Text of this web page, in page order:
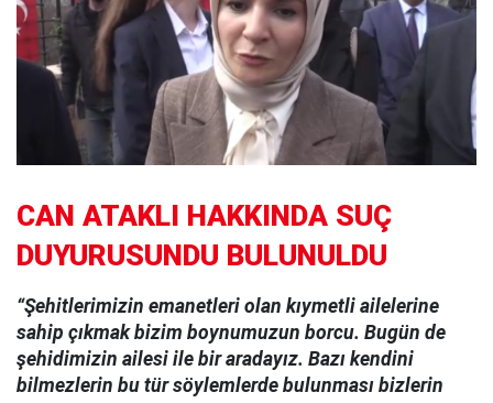
CAN ATAKLI HAKKINDA SUÇ
DUYURUSUNDU BULUNULDU
“Şehitlerimizin emanetleri olan kıymetli ailelerine
sahip çıkmak bizim boynumuzun borcu. Bugün de
şehidimizin ailesi ile bir aradayız. Bazı kendini
bilmezlerin bu tür söylemlerde bulunması bizlerin